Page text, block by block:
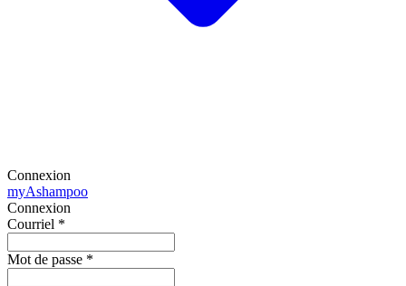
Connexion
myAshampoo
Connexion
Courriel *
Mot de passe *